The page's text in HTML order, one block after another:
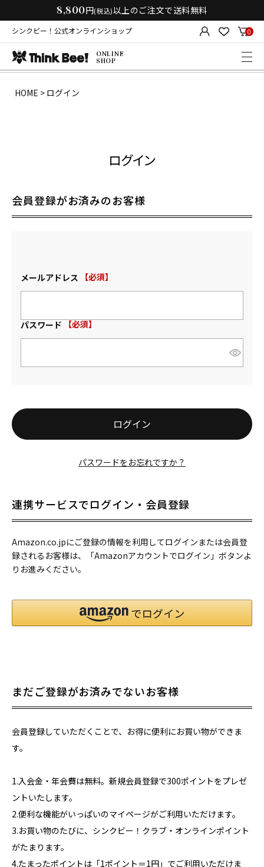
8,800円(税込)以上のご注文で送料無料
シンクビー！公式オンラインショップ 0
ONLINE
SHOP
HOME ログイン
ログイン
会員登録がお済みのお客様
メールアドレス
(必須)
パスワード
(必須)
ログイン
パスワードをお忘れですか？
連携サービスでログイン・会員登録
Amazon.co.jpにご登録の情報を利用してログインまたは会員登
録されるお客様は、「Amazonアカウントでログイン」ボタンよ
りお進みください。
まだご登録がお済みでないお客様
会員登録していただくことで、お得に便利にお買い物ができま
す。
1.入会金・年会費は無料。新規会員登録で300ポイントをプレゼ
ントいたします。
2.便利な機能がいっぱいのマイページがご利用いただけます。
3.お買い物のたびに、シンクビー！クラブ・オンラインポイント
がたまります。
4.たまったポイントは「1ポイント＝1円」でご利用いただけま